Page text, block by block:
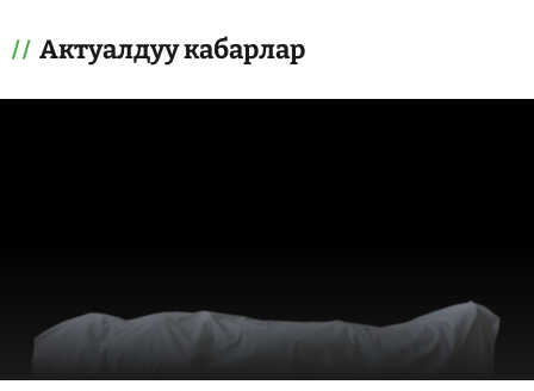
Актуалдуу кабарлар